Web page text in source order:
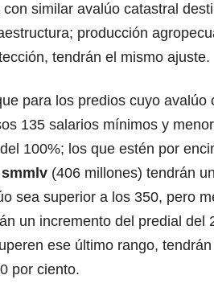
similar avalúo catastral
producción
tendrán el mismo ajuste.
para los predios cuyo avalúo
135 salarios mínimos y
100%; los que estén por
(406 millones) tendrán
sea superior a los 350, pero
un incremento del predial del
ese último rango,
por ciento.